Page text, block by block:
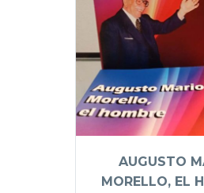
AUGUSTO
MORELLO, EL